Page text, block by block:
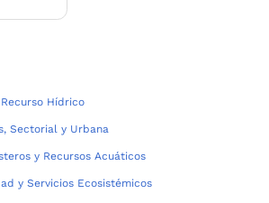
Hídrico
Sectorial y Urbana
y Recursos Acuáticos
y Servicios Ecosistémicos